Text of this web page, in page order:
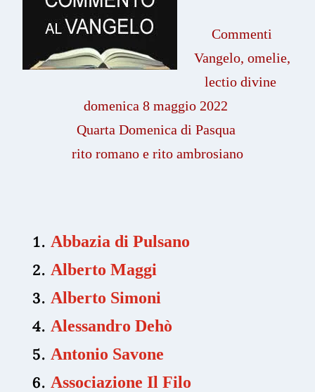
Commenti
Vangelo, omelie,
lectio divine
domenica 8 maggio 2022
Quarta Domenica di Pasqua
rito romano e rito ambrosiano
Abbazia di Pulsano
Alberto Maggi
Alberto Simoni
Alessandro Dehò
Antonio Savone
Associazione Il Filo